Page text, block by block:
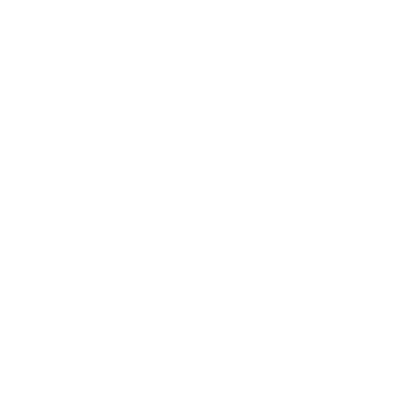
шин.
шины нужно заменить.
нельзя — это напрямую влияет на
скорости.
резины.
равномерный износ и стабильность.
выдержать. Он должен соответствовать